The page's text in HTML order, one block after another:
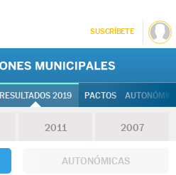
SUSCRÍBETE
RESULTADOS 2019 PACTOS
2011 2007
AUTONÓMICAS